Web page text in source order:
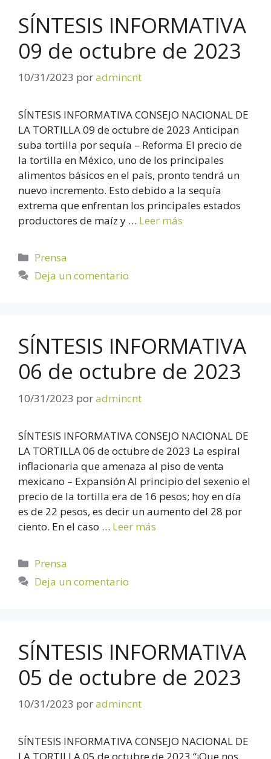
SÍNTESIS INFORMATIVA
09 de octubre de 2023
10/31/2023 poradmincnt
SÍNTESIS INFORMATIVA CONSEJO NACIONAL DE
LA TORTILLA 09 de octubre de 2023 Anticipan
suba tortilla por sequía – Reforma El precio de
la tortilla en México, uno de los principales
alimentos básicos en el país, pronto tendrá un
nuevo incremento. Esto debido a la sequía
extrema que enfrentan los principales estados
productores de maíz y … Leer más
Prensa
Deja un comentario
SÍNTESIS INFORMATIVA
06 de octubre de 2023
10/31/2023 poradmincnt
SÍNTESIS INFORMATIVA CONSEJO NACIONAL DE
LA TORTILLA 06 de octubre de 2023 La espiral
inflacionaria que amenaza al piso de venta
mexicano – Expansión Al principio del sexenio el
precio de la tortilla era de 16 pesos; hoy en día
es de 22 pesos, es decir un aumento del 28 por
ciento. En el caso … Leer más
Prensa
Deja un comentario
SÍNTESIS INFORMATIVA
05 de octubre de 2023
10/31/2023 poradmincnt
SÍNTESIS INFORMATIVA CONSEJO NACIONAL DE